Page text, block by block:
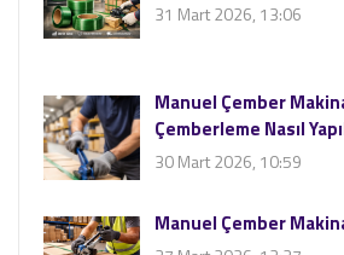
31 Mart 2026, 13:06
Manuel Çember
Çemberleme Nasıl
30 Mart 2026, 10:59
Manuel Çember